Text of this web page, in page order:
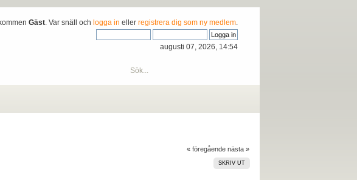
Gäst . Var snäll ochlogga in ellerregistrera dig som ny medlem
augusti 07, 2026, 14:54
« föregående nästa »
SKRIV UT